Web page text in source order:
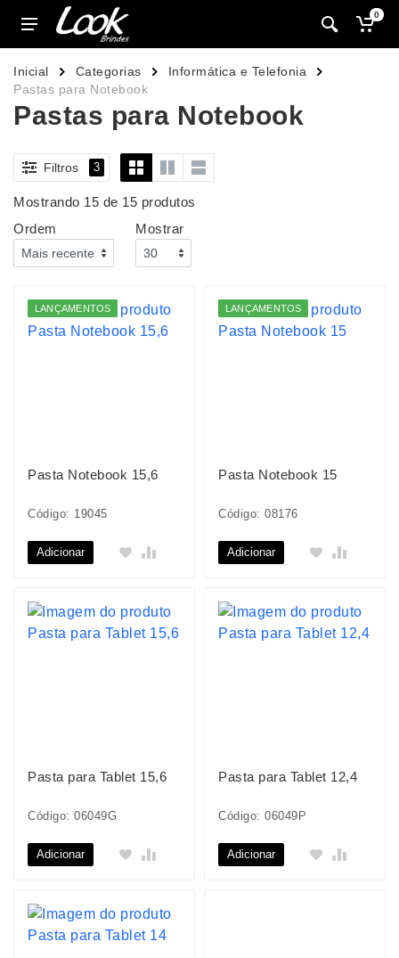
0
Inicial Categorias
Informática e Telefonia
Pastas para Notebook
Pastas para Notebook
Filtros 3
Mostrando 15 de 15 produtos
Ordem
Mostrar
LANÇAMENTOS
Pasta Notebook 15,6
Código: 19045
Adicionar
LANÇAMENTOS
Pasta Notebook 15
Código: 08176
Adicionar
Pasta para Tablet 15,6
Código: 06049G
Adicionar
Pasta para Tablet 12,4
Código: 06049P
Adicionar